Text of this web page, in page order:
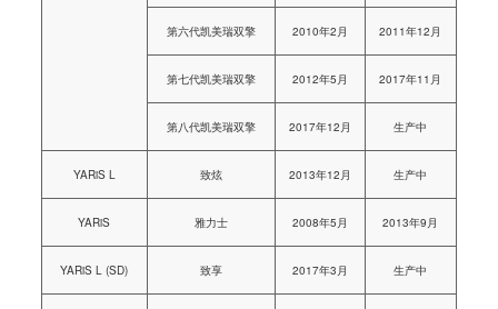
第六代凯美瑞双擎 2010年2月 2011年12月
第七代凯美瑞双擎 2012年5月 2017年11月
第八代凯美瑞双擎 2017年12月 生产中
YARiS L 致炫 2013年12月 生产中
YARiS 雅力士 2008年5月 2013年9月
YARiS L (SD) 致享 2017年3月 生产中